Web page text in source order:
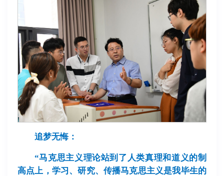
追梦无悔：
“马克思主义理论站到了人类真理和道义的制
高点上，学习、研究、传播马克思主义是我毕生的